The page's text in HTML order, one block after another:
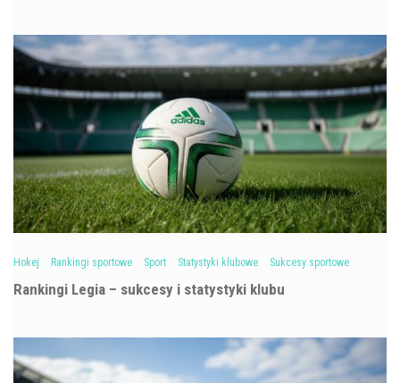
Hokej Rankingi sportowe Sport Statystyki klubowe Sukcesy sportowe
Rankingi Legia – sukcesy i statystyki klubu